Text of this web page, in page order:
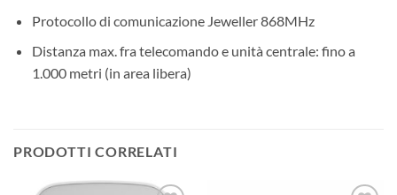
Protocollo di comunicazione Jeweller 868MHz
Distanza max. fra telecomando e unità centrale: fino a
1.000 metri (in area libera)
PRODOTTI CORRELATI